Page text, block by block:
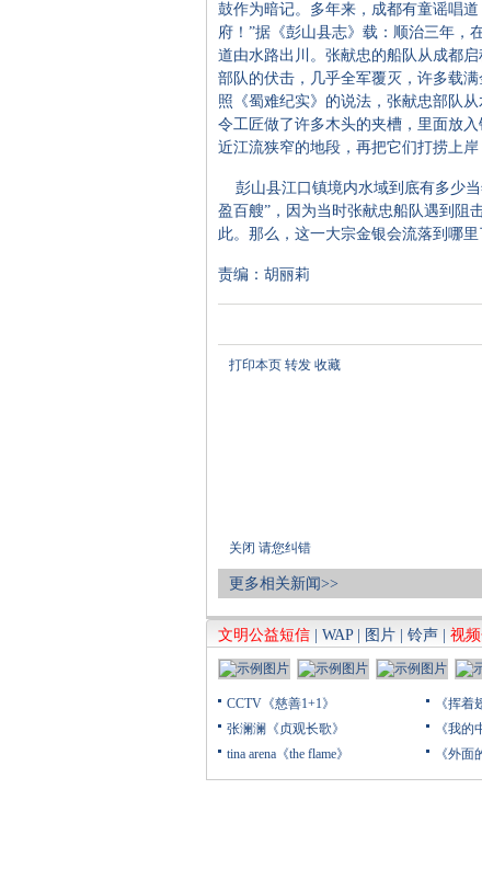
鼓作为暗记。多年来，成都有童谣唱
府！”据《彭山县志》载：顺治三年，
道由水路出川。张献忠的船队从成都
部队的伏击，几乎全军覆灭，许多载
照《蜀难纪实》的说法，张献忠部队
令工匠做了许多木头的夹槽，里面放
近江流狭窄的地段，再把它们打捞上
彭山县江口镇境内水域到底有多少
盈百艘”，因为当时张献忠船队遇到阻
此。那么，这一大宗金银会流落到哪
责编：胡丽莉
打印本页 转发 收藏
关闭 请您纠错
更多相关新闻>>
文明公益短信 WAP| 图片 铃声 视
CCTV《慈善1+1》
张澜澜《贞观长歌》
tina arena《the flame》
《挥着
《我的
《外面